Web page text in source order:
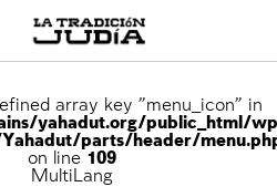
array key "menu_icon" in
yahadut.org/public_html/
parts/header/
on line 109
MultiLang